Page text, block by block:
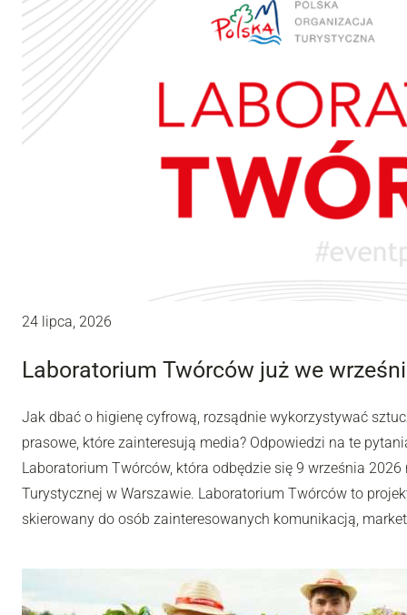
24 lipca, 2026
Laboratorium Twórców już we
Jak dbać o higienę cyfrową, rozsądnie wykorzystywać
prasowe, które zainteresują media? Odpowiedzi na te
Laboratorium Twórców, która odbędzie się 9 września
Turystycznej w Warszawie. Laboratorium Twórców to
skierowany do osób zainteresowanych komunikacją,